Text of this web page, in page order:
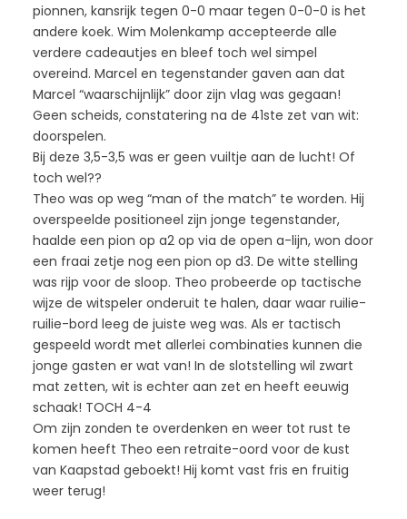
pionnen, kansrijk tegen 0-0 maar tegen 0-0-0 is het
andere koek. Wim Molenkamp accepteerde alle
verdere cadeautjes en bleef toch wel simpel
overeind. Marcel en tegenstander gaven aan dat
Marcel “waarschijnlijk” door zijn vlag was gegaan!
Geen scheids, constatering na de 41ste zet van wit:
doorspelen.
Bij deze 3,5-3,5 was er geen vuiltje aan de lucht! Of
toch wel??
Theo was op weg “man of the match” te worden. Hij
overspeelde positioneel zijn jonge tegenstander,
haalde een pion op a2 op via de open a-lijn, won door
een fraai zetje nog een pion op d3. De witte stelling
was rijp voor de sloop. Theo probeerde op tactische
wijze de witspeler onderuit te halen, daar waar ruilie-
ruilie-bord leeg de juiste weg was. Als er tactisch
gespeeld wordt met allerlei combinaties kunnen die
jonge gasten er wat van! In de slotstelling wil zwart
mat zetten, wit is echter aan zet en heeft eeuwig
schaak! TOCH 4-4
Om zijn zonden te overdenken en weer tot rust te
komen heeft Theo een retraite-oord voor de kust
van Kaapstad geboekt! Hij komt vast fris en fruitig
weer terug!